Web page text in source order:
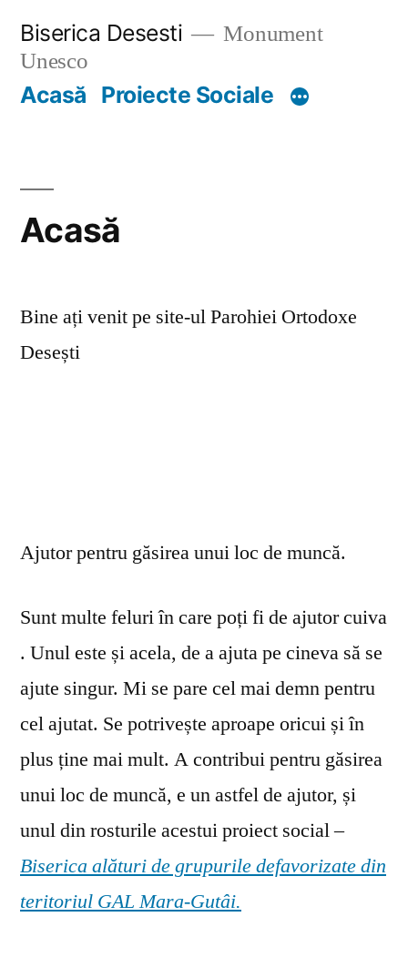
content
Biserica Desesti
Monument
Unesco
Acasă Proiecte Sociale
Acasă
Bine ați venit pe site-ul Parohiei Ortodoxe
Desești
Ajutor pentru găsirea unui loc de muncă.
Sunt multe feluri în care poți fi de ajutor cuiva
. Unul este și acela, de a ajuta pe cineva să se
ajute singur. Mi se pare cel mai demn pentru
cel ajutat. Se potrivește aproape oricui și în
plus ține mai mult. A contribui pentru găsirea
unui loc de muncă, e un astfel de ajutor, și
unul din rosturile acestui proiect social –
Biserica alături de grupurile defavorizate din
teritoriul GAL Mara-Gutâi.